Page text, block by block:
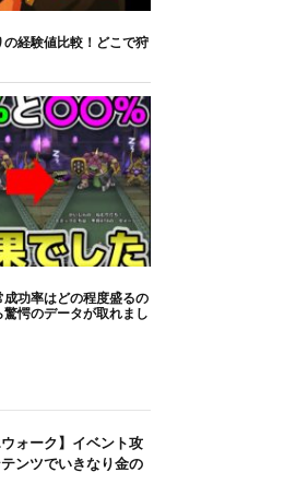
ウォーク】イベント攻
ンツでいきなり金の